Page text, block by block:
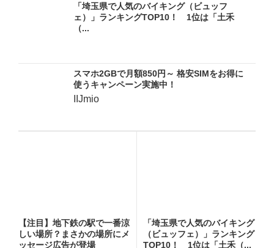
「埼玉県で人気のバイキング（ビュッフ
ェ）」ランキングTOP10！ 1位は「土禾
（...
スマホ2GBで月額850円～ 格安SIMをお得に
使うキャンペーン実施中！
IIJmio
【注目】地下鉄の駅で一番涼
しい場所？まさかの場所にメ
ッセージ広告が登場
「埼玉県で人気のバイキング
（ビュッフェ）」ランキング
TOP10！ 1位は「土禾（...